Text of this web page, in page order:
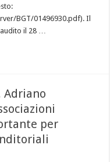
BGT/01496930.pdf). Il
il 28 …
Adriano
per